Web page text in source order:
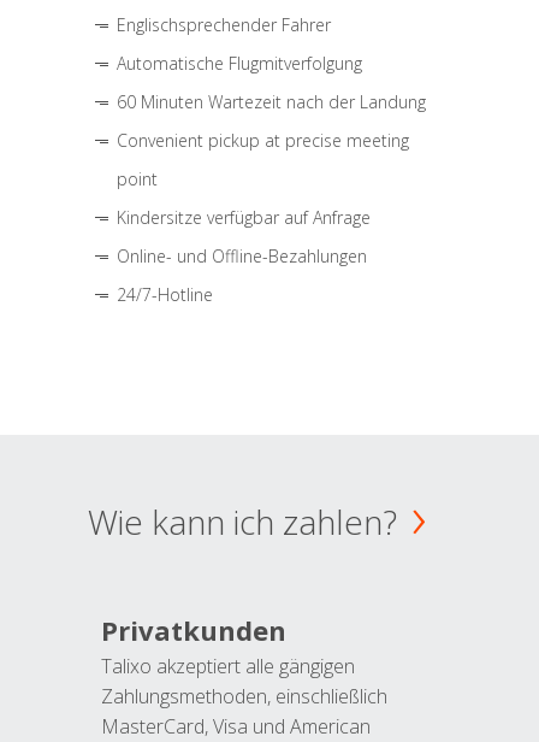
Englischsprechender Fahrer
Automatische Flugmitverfolgung
60 Minuten Wartezeit nach der Landung
Convenient pickup at precise meeting
point
Kindersitze verfügbar auf Anfrage
Online- und Offline-Bezahlungen
24/7-Hotline
Wie kann ich zahlen?
Privatkunden
Talixo akzeptiert alle gängigen
Zahlungsmethoden, einschließlich
MasterCard, Visa und American